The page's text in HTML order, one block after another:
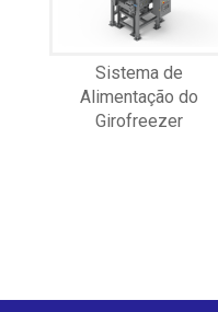
Sistema de
Alimentação do
Girofreezer